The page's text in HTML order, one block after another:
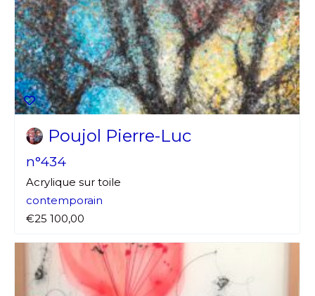
Poujol Pierre-Luc
n°434
Acrylique sur toile
contemporain
€25 100,00